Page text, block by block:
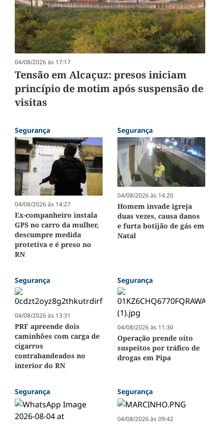
04/08/2026 às 17:17
Tensão em Alcaçuz: presos iniciam
princípio de motim após suspensão de
visitas
Segurança
04/08/2026 às 14:27
Ex-companheiro instala
GPS no carro da mulher,
descumpre medida
protetiva e é preso no
RN
Segurança
04/08/2026 às 14:20
Homem invade igreja
duas vezes, causa danos
e furta botijão de gás em
Natal
Segurança
04/08/2026 às 13:31
PRF apreende dois
caminhões com carga de
cigarros
contrabandeados no
interior do RN
Segurança
04/08/2026 às 11:30
Operação prende oito
suspeitos por tráfico de
drogas em Pipa
Segurança Segurança
04/08/2026 às 09:42